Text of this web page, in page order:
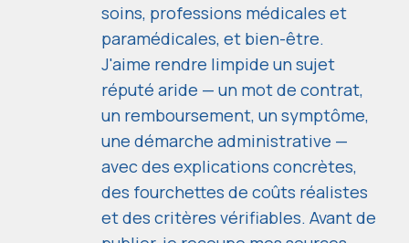
soins, professions médicales et
paramédicales, et bien-être.
J'aime rendre limpide un sujet
réputé aride — un mot de contrat,
un remboursement, un symptôme,
une démarche administrative —
avec des explications concrètes,
des fourchettes de coûts réalistes
et des critères vérifiables. Avant de